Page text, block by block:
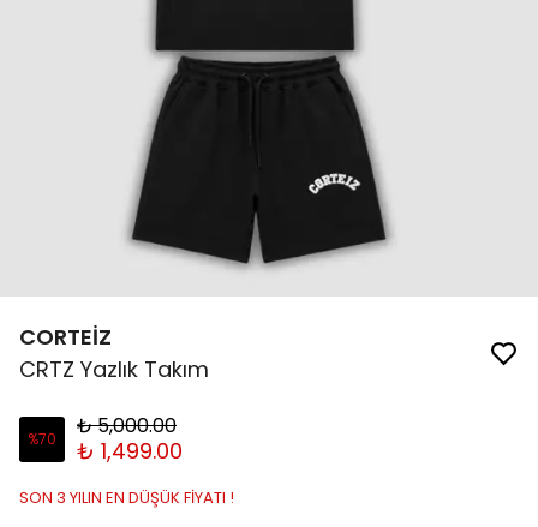
CORTEİZ
CRTZ Yazlık Takım
%70 ₺ 5,000.00
₺ 1,499.00
SON 3 YILIN EN DÜŞÜK FİYATI !